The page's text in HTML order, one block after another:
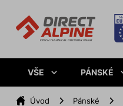
VŠE PÁNSKÉ
Úvod Pánské